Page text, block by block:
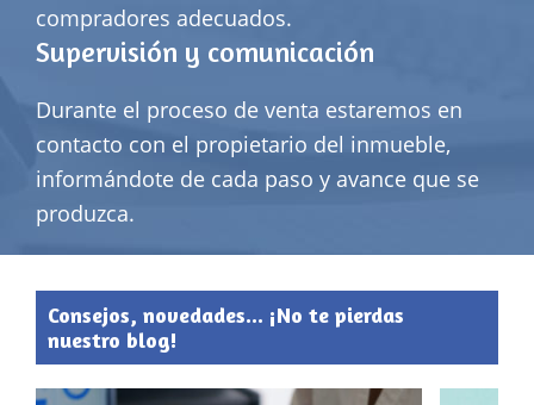
compradores adecuados.
Supervisión y comunicación
Durante el proceso de venta estaremos en
contacto con el propietario del inmueble,
informándote de cada paso y avance que se
produzca.
Consejos, novedades... ¡No te pierdas
nuestro blog!